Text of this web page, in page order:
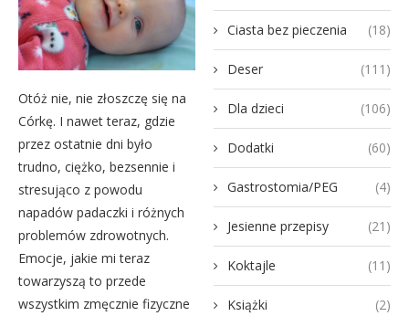
Otóż nie, nie złoszczę się na
Córkę. I nawet teraz, gdzie
przez ostatnie dni było
trudno, ciężko, bezsennie i
stresująco z powodu
napadów padaczki i różnych
problemów zdrowotnych.
Emocje, jakie mi teraz
towarzyszą to przede
wszystkim zmęcznie fizyczne
Ciasta bez pieczenia (18)
Deser (111)
Dla dzieci (106)
Dodatki (60)
Gastrostomia/PEG (4)
Jesienne przepisy (21)
Koktajle (11)
Książki (2)